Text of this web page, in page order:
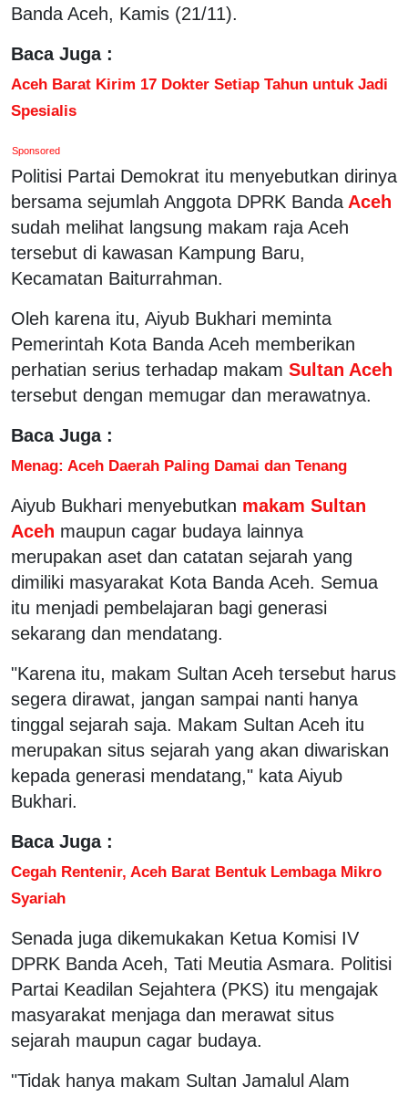
Banda Aceh, Kamis (21/11).
Baca Juga :
Aceh Barat Kirim 17 Dokter Setiap Tahun untuk Jadi
Spesialis
Sponsored
Politisi Partai Demokrat itu menyebutkan dirinya
bersama sejumlah Anggota DPRK Banda Aceh
sudah melihat langsung makam raja Aceh
tersebut di kawasan Kampung Baru,
Kecamatan Baiturrahman.
Oleh karena itu, Aiyub Bukhari meminta
Pemerintah Kota Banda Aceh memberikan
perhatian serius terhadap makam Sultan Aceh
tersebut dengan memugar dan merawatnya.
Baca Juga :
Menag: Aceh Daerah Paling Damai dan Tenang
Aiyub Bukhari menyebutkan makam Sultan
Aceh maupun cagar budaya lainnya
merupakan aset dan catatan sejarah yang
dimiliki masyarakat Kota Banda Aceh. Semua
itu menjadi pembelajaran bagi generasi
sekarang dan mendatang.
"Karena itu, makam Sultan Aceh tersebut harus
segera dirawat, jangan sampai nanti hanya
tinggal sejarah saja. Makam Sultan Aceh itu
merupakan situs sejarah yang akan diwariskan
kepada generasi mendatang," kata Aiyub
Bukhari.
Baca Juga :
Cegah Rentenir, Aceh Barat Bentuk Lembaga Mikro
Syariah
Senada juga dikemukakan Ketua Komisi IV
DPRK Banda Aceh, Tati Meutia Asmara. Politisi
Partai Keadilan Sejahtera (PKS) itu mengajak
masyarakat menjaga dan merawat situs
sejarah maupun cagar budaya.
"Tidak hanya makam Sultan Jamalul Alam